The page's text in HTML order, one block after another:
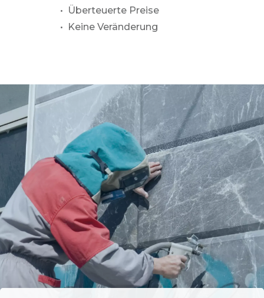
• Überteuerte Preise
• Keine Veränderung